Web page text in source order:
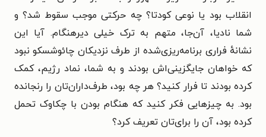
انقلاب بود یا نوعی کودتا؟ چه حرکتی موجب سقوط شد؟ و
شما نادیا، آن‌جا، متهم به ترک خیلی دیرهنگام. آیا این
نشانهٔ فراری برنامه‌ریزی‌شده از طرف نزدیکان چائوشسکو نبود
که خواهان جایگزینی‌اش بودند و به شما، نماد رژیم، کمک
کرده بودند تا فرار کنید؟ هر چه بود، طرف‌داران‌تان را رنجانده
بود. به چیزهایی فکر کنید که هنگام بودن با چکاوک تحمل
کرده بود، آن را برای‌تان تعریف کرد؟